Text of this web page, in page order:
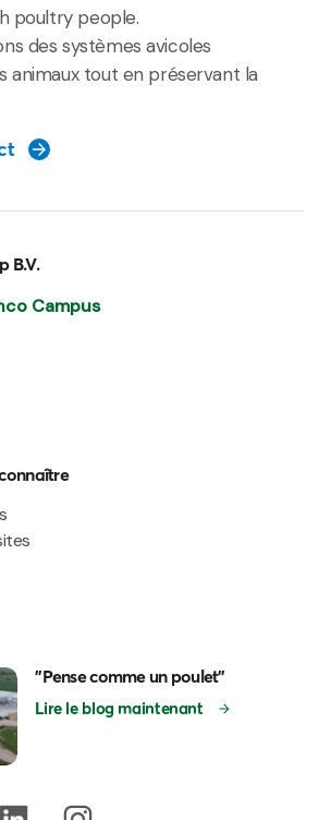
poultry people.
des systèmes avicoles
animaux tout en préservant la
B.V.
Campus
"Pense comme un poulet"
Lire le blog maintenant